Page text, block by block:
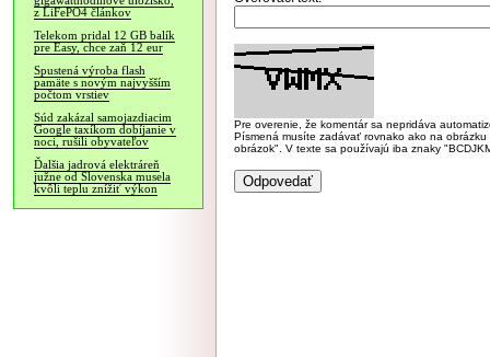
z LiFePO4 článkov
Telekom pridal 12 GB balík
pre Easy, chce zaň 12 eur
Spustená výroba flash
pamäte s novým najvyšším
počtom vrstiev
Súd zakázal samojazdiacim
Google taxíkom dobíjanie v
noci, rušili obyvateľov
Ďalšia jadrová elektráreň
južne od Slovenska musela
kvôli teplu znížiť výkon
Pre overenie, že komentár sa nepridáva
Písmená musíte zadávať rovnako ako na
obrázok". V texte sa používajú iba znaky